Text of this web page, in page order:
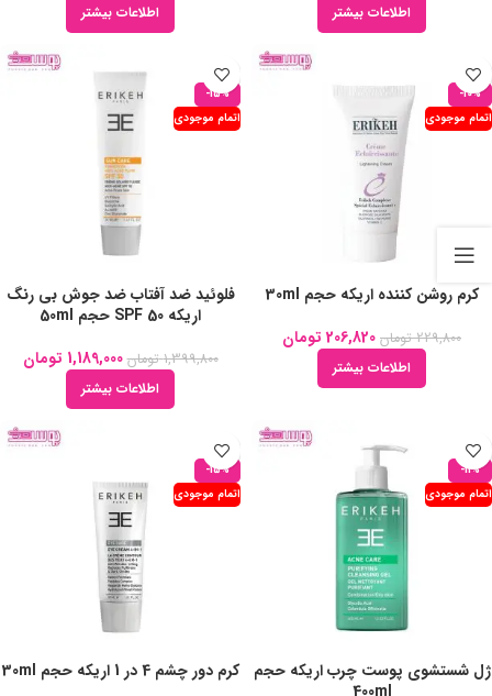
اطلاعات بیشتر اطلاعات بیشتر
-10%
اتمام موجودی
کرم روشن کننده اریکه حجم 30ml
229,800 تومان 206,820 تومان
اطلاعات بیشتر
-15%
اتمام موجودی
فلوئید ضد آفتاب ضد جوش بی رنگ
اریکه SPF 50 حجم 50ml
1,399,800 تومان 1,189,000 تومان
اطلاعات بیشتر
-11%
اتمام موجودی
ژل شستشوی پوست چرب اریکه حجم
-15%
اتمام موجودی
کرم دور چشم 4 در 1 اریکه حجم 30ml